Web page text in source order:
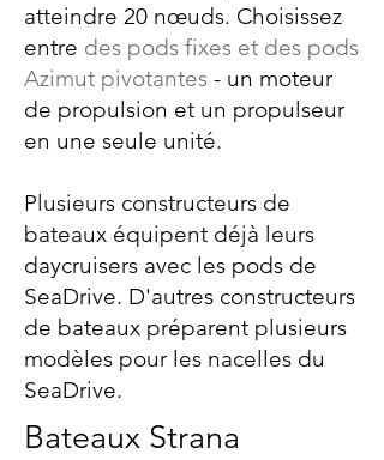
atteindre 20 nœuds. Choisissez
entre des pods fixes et des pods
Azimut pivotantes - un moteur
de propulsion et un propulseur
en une seule unité.
Plusieurs constructeurs de
bateaux équipent déjà leurs
daycruisers avec les pods de
SeaDrive. D'autres constructeurs
de bateaux préparent plusieurs
modèles pour les nacelles du
SeaDrive.
Bateaux Strana